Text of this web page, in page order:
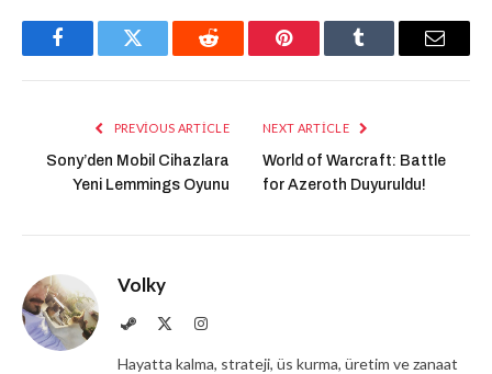
FacebookTwitter Reddit Pinterest Tumblr Email
PREVIOUS ARTICLE
Sony’den Mobil Cihazlara
Yeni Lemmings Oyunu
NEXT ARTICLE
World of Warcraft: Battle
for Azeroth Duyuruldu!
Volky
Website TwitterInstagram
Hayatta kalma, strateji, üs kurma, üretim ve zanaat